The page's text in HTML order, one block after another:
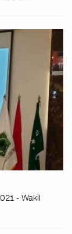
- Wakil